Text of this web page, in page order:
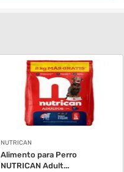
NUTRICAN
Alimento para Perro
NUTRICAN Adult...